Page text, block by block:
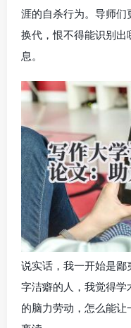
涯的自杀行为。导师
换代，恨不得能识别出
息。
说实话，我一开始是
字洁癖的人，我觉得
的脑力劳动，怎么能